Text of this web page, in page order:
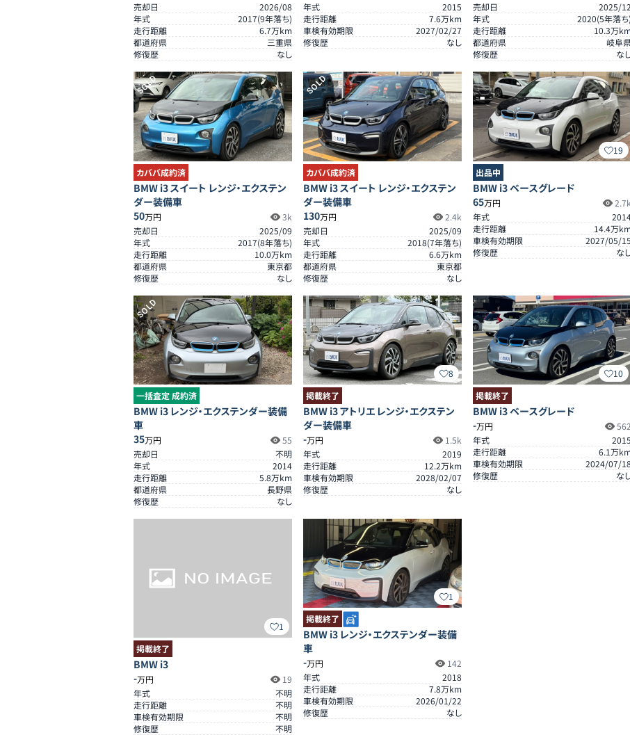
売却日
2026/08
年式
2017(9年落ち)
走行距離
6.7万km
都道府県
三重県
修復歴
なし
年式
2015
走行距離
7.6万km
車検有効期限
2027/02/27
修復歴
なし
売却日
2025/12
年式
2020(5年落ち)
走行距離
10.3万km
都道府県
岐阜
修復歴
な
SOLD
カババ成約済
BMW i3 スイート レンジ・エクステン
ダー装備車
50万円
3k
売却日
2025/09
年式
2017(8年落ち)
走行距離
10.0万km
都道府県
東京都
修復歴
なし
SOLD
カババ成約済
BMW i3 スイート レンジ・エクステン
ダー装備車
130万円
2.4k
売却日
2025/09
年式
2018(7年落ち)
走行距離
6.6万km
都道府県
東京都
修復歴
なし
19
出品中
BMW i3 ベースグレード
65万円
2.7k
年式
走行距離
14.4万km
車検有効期限
2027/05/15
修復歴
な
SOLD
一括査定 成約済
BMW i3 レンジ・エクステンダー装備
車
35万円
55
売却日
不明
年式
2014
走行距離
5.8万km
都道府県
長野県
修復歴
なし
8
掲載終了
BMW i3 アトリエ レンジ・エクステン
ダー装備車
-万円
1.5k
年式
2019
走行距離
12.2万km
車検有効期限
2028/02/07
修復歴
なし
10
掲載終了
BMW i3 ベースグレード
-万円
562
年式
2015
走行距離
6.1万km
車検有効期限
2024/07/18
修復歴
な
1
掲載終了
BMW i3
-万円
19
年式
不明
走行距離
不明
車検有効期限
不明
修復歴
不明
1
掲載終了
BMW i3 レンジ・エクステンダー装備
車
-万円
142
年式
2018
走行距離
7.8万km
車検有効期限
2026/01/22
修復歴
なし